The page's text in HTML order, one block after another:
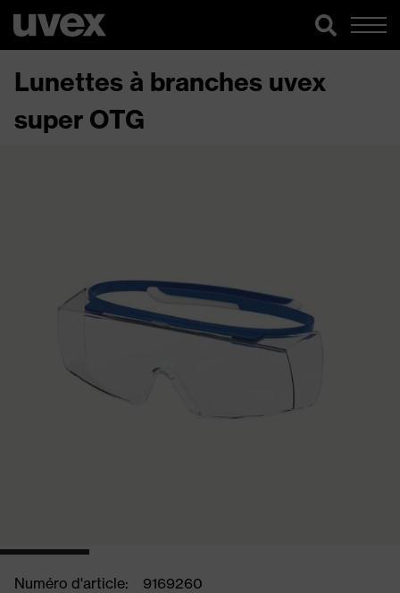
Lunettes à branches uvex
super OTG
Numéro d'article:
9169260